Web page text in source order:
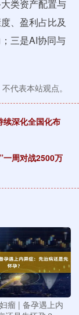
类资产配置与
、盈利占比及
三是AI协同与
代表本站观点。
续深化全国化布
一周对战2500万
瘤 | 备孕遇上内